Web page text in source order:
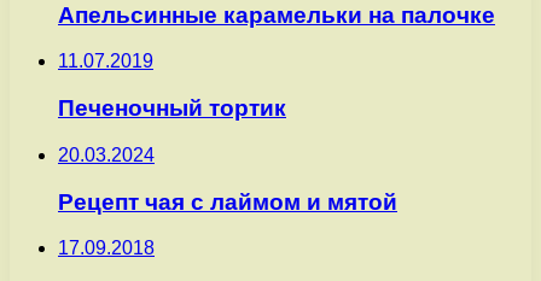
Апельсинные карамельки на палочке
11.07.2019
Печеночный тортик
20.03.2024
Рецепт чая с лаймом и мятой
17.09.2018